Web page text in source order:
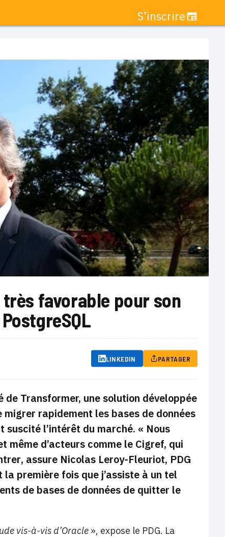
S’inscrire
favorable pour son
LINKEDIN PARTAGER
Transformer, une solution développée
rapidement les bases de données
suscité l’intérêt du marché. « Nous
même d’acteurs comme le Cigref, qui
, assure Nicolas Leroy-Fleuriot, PDG
première fois que j’assiste à un tel
de bases de données de quitter le
vis-à-vis d’Oracle », expose le PDG. La